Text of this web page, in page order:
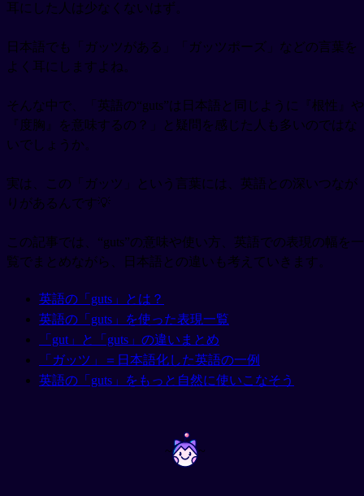
耳にした人は少なくないはず。
日本語でも「ガッツがある」「ガッツポーズ」などの言葉を
よく耳にしますよね。
そんな中で、「英語の“guts”は日本語と同じように『根性』や
『度胸』を意味するの？」と疑問を感じた人も多いのではな
いでしょうか。
実は、この「ガッツ」という言葉には、英語との深いつなが
りがあるんです💡
この記事では、“guts”の意味や使い方、英語での表現の幅を一
覧でまとめながら、日本語との違いも考えていきます。
英語の「guts」とは？
英語の「guts」を使った表現一覧
「gut」と「guts」の違いまとめ
「ガッツ」＝日本語化した英語の一例
英語の「guts」をもっと自然に使いこなそう
~ ~